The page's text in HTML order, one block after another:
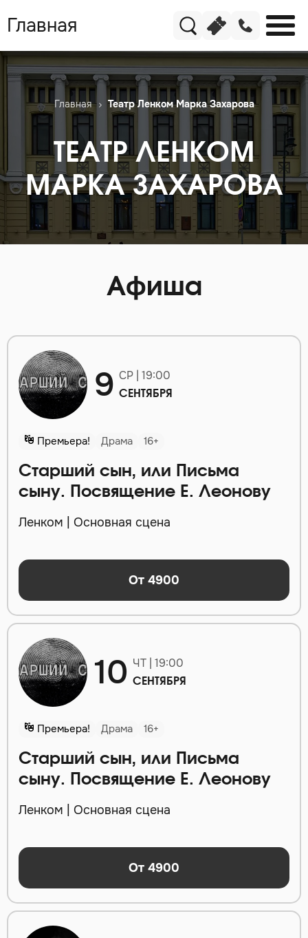
Главная
Главная Театр Ленком Марка Захарова
ТЕАТР ЛЕНКОМ
МАРКА ЗАХАРОВА
Афиша
9 СР | 19:00
СЕНТЯБРЯ
Премьера! Драма 16+
Старший сын, или Письма
сыну. Посвящение Е. Леонову
Ленком | Основная сцена
От 4900
10 ЧТ | 19:00
СЕНТЯБРЯ
Премьера! Драма 16+
Старший сын, или Письма
сыну. Посвящение Е. Леонову
Ленком | Основная сцена
От 4900